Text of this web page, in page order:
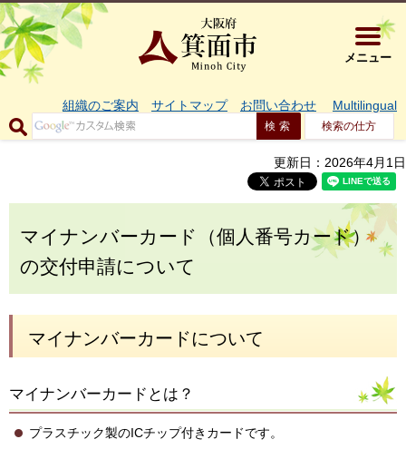
大阪府箕
メニュー
組織のご案内 サイトマップ お問い合わせ Multilingual
検索の仕方
更新日：2026年4月1日
マイナンバーカード（個人番号カード）
の交付申請について
マイナンバーカードについて
マイナンバーカードとは？
プラスチック製のICチップ付きカードです。